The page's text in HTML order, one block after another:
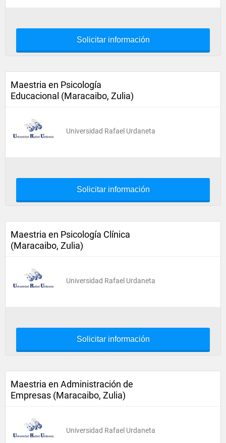
Solicitar información
Maestria en Psicología
Educacional (Maracaibo, Zulia)
Universidad Rafael Urdaneta
Solicitar información
Maestria en Psicología Clínica
(Maracaibo, Zulia)
Universidad Rafael Urdaneta
Solicitar información
Maestria en Administración de
Empresas (Maracaibo, Zulia)
Universidad Rafael Urdaneta